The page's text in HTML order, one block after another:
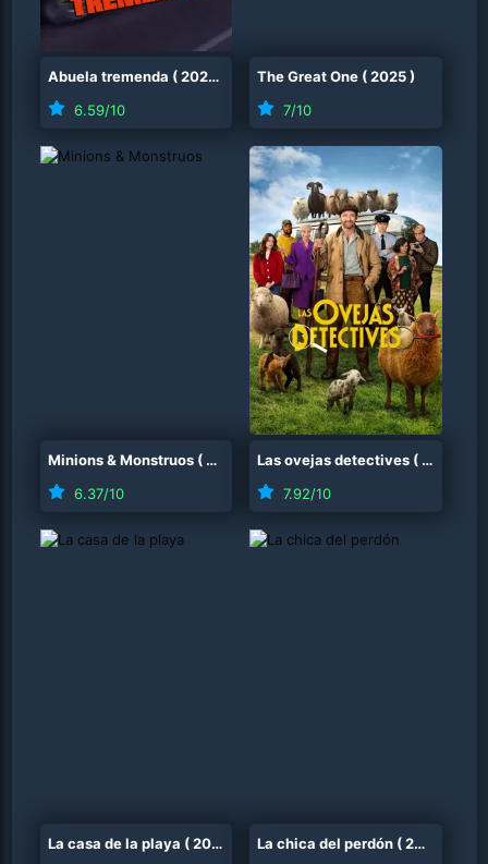
Abuela tremenda (2026 )
6.59/10
The Great One (2025)
7/10
Minions & Monstruos ( 2026
6.37/10
Las ovejas detectives ( 2026
7.92/10
La casa de la playa (2026 La chica del perdón (2025